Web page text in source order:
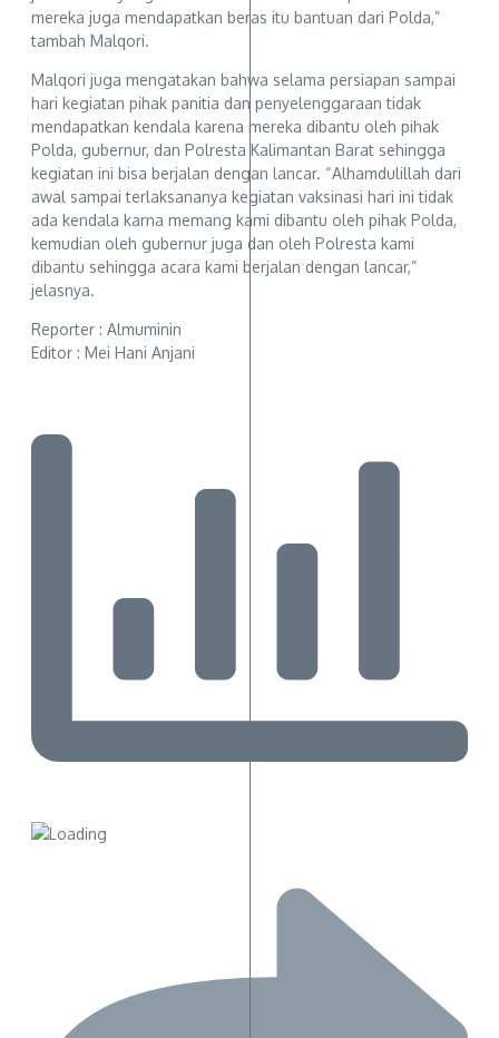
mereka juga mendapatkan beras itu bantuan dari Polda,”
tambah Malqori.
Malqori juga mengatakan bahwa selama persiapan sampai
hari kegiatan pihak panitia dan penyelenggaraan tidak
mendapatkan kendala karena mereka dibantu oleh pihak
Polda, gubernur, dan Polresta Kalimantan Barat sehingga
kegiatan ini bisa berjalan dengan lancar. “Alhamdulillah dari
awal sampai terlaksananya kegiatan vaksinasi hari ini tidak
ada kendala karna memang kami dibantu oleh pihak Polda,
kemudian oleh gubernur juga dan oleh Polresta kami
dibantu sehingga acara kami berjalan dengan lancar,”
jelasnya.
Reporter : Almuminin
Editor : Mei Hani Anjani